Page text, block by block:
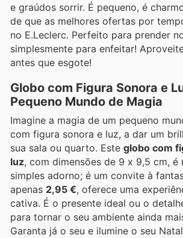
e graúdos sorrir. É pequeno, é
de que as melhores ofertas por
no E.Leclerc. Perfeito para prender
simplesmente para enfeitar!
antes que esgote!
Globo com Figura Sonora e
Pequeno Mundo de Magia
Imagine a magia de um pequeno
com figura sonora e luz, a dar um
sua sala ou quarto. Este globo com
luz, com dimensões de 9 x 9,5 cm, é
simples adorno; é um convite à
apenas 2,95 €, oferece uma
cativa. É o presente ideal ou o
para tornar o seu ambiente ainda
Garanta já o seu e ilumine o seu